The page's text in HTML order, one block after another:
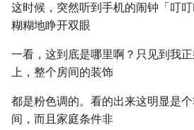
这时候，突然听到手机的闹钟「叮
糊糊地睁开双眼
一看，这到底是哪里啊？只见到我
上，整个房间的装饰
都是粉色调的。看的出来这明显是
间，而且家庭条件非